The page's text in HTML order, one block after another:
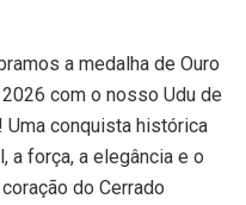
a medalha de Ouro
com o nosso Udu de
Uma conquista histórica
a força, a elegância e o
do Cerrado